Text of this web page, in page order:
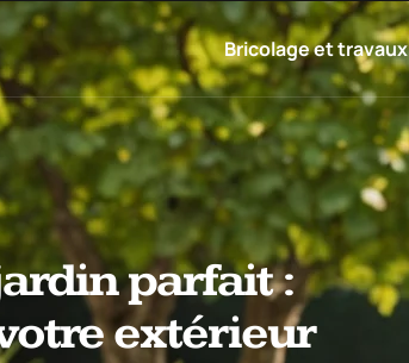
Bricolage et travaux
parfait :
extérieur